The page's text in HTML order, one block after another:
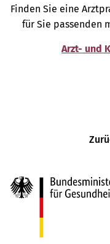
Finden Sie eine
für Sie passenden
Arzt- und